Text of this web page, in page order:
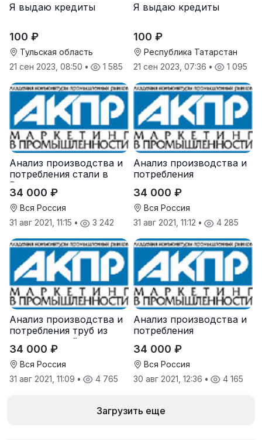
Я выдаю кредиты
100 ₽
Тульская область
21 сен 2023, 08:50 • 1 585
Я выдаю кредиты
100 ₽
Республика Татарстан
21 сен 2023, 07:36 • 1 095
Анализ производства и
потребления стали в
России
34 000 ₽
Вся Россия
31 авг 2021, 11:15 • 3 242
Анализ производства и
потребления
агломерата и окатыша в
России
34 000 ₽
Вся Россия
31 авг 2021, 11:12 • 4 285
Анализ производства и
потребления труб из
нержавеющей стали в
России
34 000 ₽
Вся Россия
31 авг 2021, 11:09 • 4 765
Анализ производства и
потребления
России
34 000 ₽
Вся Россия
30 авг 2021, 12:36 • 4 165
Загрузить еще